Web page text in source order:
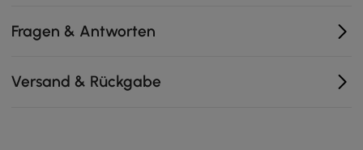
Fragen & Antworten
Versand & Rückgabe